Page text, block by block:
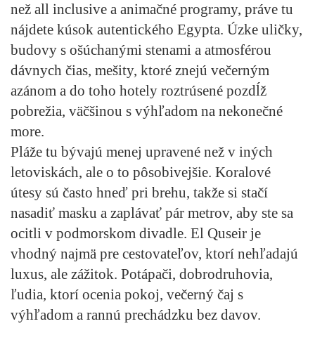
než all inclusive a animačné programy, práve tu
nájdete kúsok autentického Egypta. Úzke uličky,
budovy s ošúchanými stenami a atmosférou
dávnych čias, mešity, ktoré znejú večerným
azánom a do toho hotely roztrúsené pozdĺž
pobrežia, väčšinou s výhľadom na nekonečné
more.
Pláže tu bývajú menej upravené než v iných
letoviskách, ale o to pôsobivejšie. Koralové
útesy sú často hneď pri brehu, takže si stačí
nasadiť masku a zaplávať pár metrov, aby ste sa
ocitli v podmorskom divadle. El Quseir je
vhodný najmä pre cestovateľov, ktorí nehľadajú
luxus, ale zážitok. Potápači, dobrodruhovia,
ľudia, ktorí ocenia pokoj, večerný čaj s
výhľadom a rannú prechádzku bez davov.